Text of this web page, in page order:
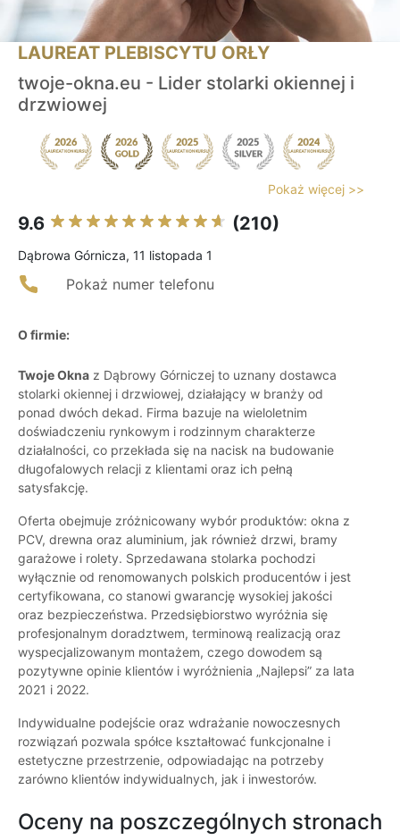
LAUREAT PLEBISCYTU ORŁY
twoje-okna.eu - Lider stolarki okiennej i
drzwiowej
Pokaż więcej >>
9.6 (210)
Dąbrowa Górnicza, 11 listopada 1
Pokaż numer telefonu
O firmie:
Twoje Okna z Dąbrowy Górniczej to uznany dostawca
stolarki okiennej i drzwiowej, działający w branży od
ponad dwóch dekad. Firma bazuje na wieloletnim
doświadczeniu rynkowym i rodzinnym charakterze
działalności, co przekłada się na nacisk na budowanie
długofalowych relacji z klientami oraz ich pełną
satysfakcję.
Oferta obejmuje zróżnicowany wybór produktów: okna z
PCV, drewna oraz aluminium, jak również drzwi, bramy
garażowe i rolety. Sprzedawana stolarka pochodzi
wyłącznie od renomowanych polskich producentów i jest
certyfikowana, co stanowi gwarancję wysokiej jakości
oraz bezpieczeństwa. Przedsiębiorstwo wyróżnia się
profesjonalnym doradztwem, terminową realizacją oraz
wyspecjalizowanym montażem, czego dowodem są
pozytywne opinie klientów i wyróżnienia „Najlepsi” za lata
2021 i 2022.
Indywidualne podejście oraz wdrażanie nowoczesnych
rozwiązań pozwala spółce kształtować funkcjonalne i
estetyczne przestrzenie, odpowiadając na potrzeby
zarówno klientów indywidualnych, jak i inwestorów.
Oceny na poszczególnych stronach